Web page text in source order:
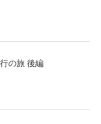
の旅 後編